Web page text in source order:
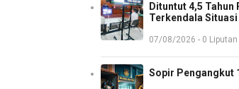
Dituntut 4,5
Terkendala Situasi
07/08/2026 - 0
Sopir Pengangkut